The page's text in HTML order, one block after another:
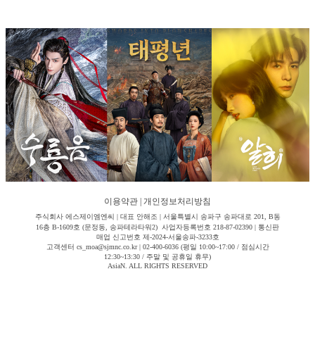
이용약관 개인정보처리방침
주식회사 에스제이엠엔씨 | 대표 안해조 | 서울특별시 송파구 송파대로 201, B동
16층 B-1609호 (문정동, 송파테라타워2) 사업자등록번호 218-87-02390 | 통신판
매업 신고번호 제-2024-서울송파-3233호
고객센터 cs_moa@sjmnc.co.kr | 02-400-6036 (평일 10:00~17:00 / 점심시간
12:30~13:30 / 주말 및 공휴일 휴무)
AsiaN. ALL RIGHTS RESERVED